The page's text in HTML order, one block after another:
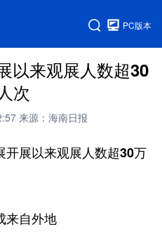
PC版本
以来观展人数超30
次
来源：海南日报
展以来观展人数超30万
自外地